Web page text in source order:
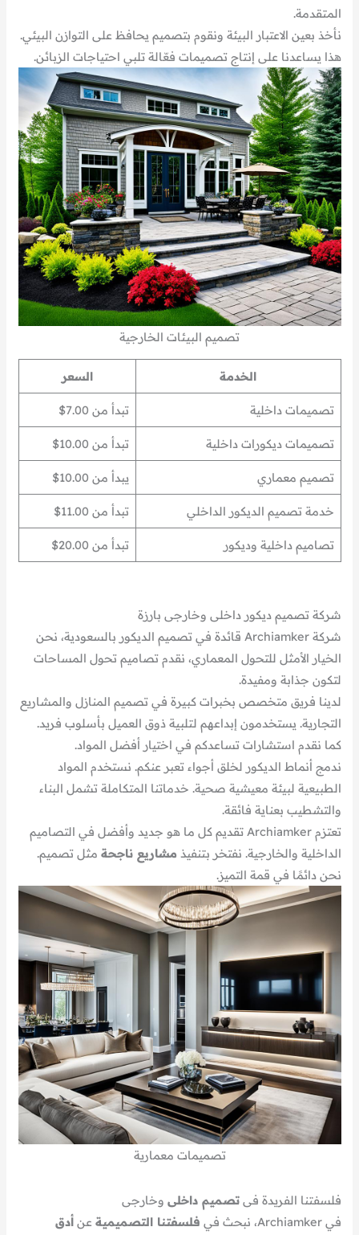
المتقدمة.
نأخذ بعين الاعتبار البيئة ونقوم بتصميم يحافظ على التوازن البيئي.
هذا يساعدنا على إنتاج تصميمات فعّالة تلبي احتياجات الزبائن.
تصميم البيئات الخارجية
الخدمة السعر
تصميمات داخلية تبدأ من 7.00$
تصميمات ديكورات داخلية تبدأ من 10.00$
تصميم معماري يبدأ من 10.00$
خدمة تصميم الديكور الداخلي تبدأ من 11.00$
تصاميم داخلية وديكور تبدأ من 20.00$
شركة تصميم ديكور داخلى وخارجى بارزة
شركة Archiamker قائدة في تصميم الديكور بالسعودية، نحن
الخيار الأمثل للتحول المعماري، نقدم تصاميم تحول المساحات
لتكون جذابة ومفيدة.
لدينا فريق متخصص بخبرات كبيرة في تصميم المنازل والمشاريع
التجارية. يستخدمون إبداعهم لتلبية ذوق العميل بأسلوب فريد.
كما نقدم استشارات تساعدكم في اختيار أفضل المواد.
ندمج أنماط الديكور لخلق أجواء تعبر عنكم. نستخدم المواد
الطبيعية لبيئة معيشية صحية. خدماتنا المتكاملة تشمل البناء
والتشطيب بعناية فائقة.
تعتزم Archiamker تقديم كل ما هو جديد وأفضل في التصاميم
الداخلية والخارجية. نفتخر بتنفيذ مشاريع ناجحة مثل تصميم.
نحن دائمًا في قمة التميز.
تصميمات معمارية
فلسفتنا الفريدة فىتصميم داخلى وخارجى
في Archiamker، نبحث في
فلسفتنا التصميمية عنأدق